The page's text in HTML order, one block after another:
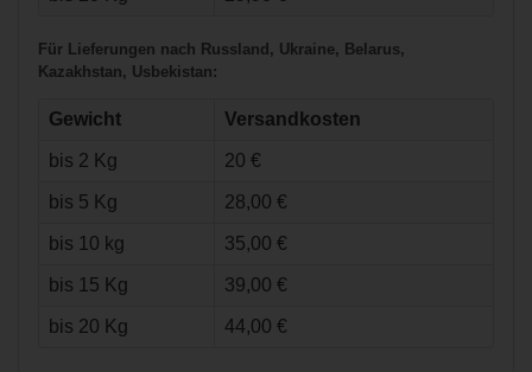
Für Lieferungen nach Russland, Ukraine, Belarus,
Kazakhstan, Usbekistan:
Gewicht Versandkosten
bis 2 Kg 20 €
bis 5 Kg 28,00 €
bis 10 kg 35,00 €
bis 15 Kg 39,00 €
bis 20 Kg 44,00 €